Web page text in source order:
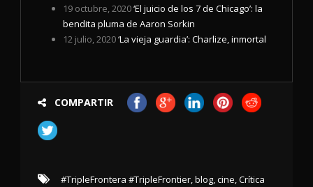
19 octubre, 2020‘El juicio de los 7 de Chicago’: la
bendita pluma de Aaron Sorkin
12 julio, 2020‘La vieja guardia’: Charlize, inmortal
COMPARTIR
#TripleFrontera #TripleFrontier blog cine Crítica